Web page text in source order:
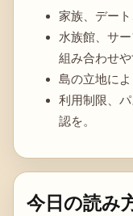
家族、デート
水族館、サ
組み合わせや
島の立地に
利用制限、
認を。
今日の読み